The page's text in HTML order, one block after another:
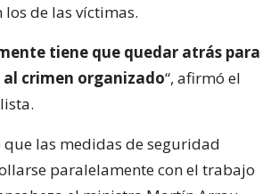
de las víctimas.
tiene que quedar atrás para
crimen organizado“, afirmó el
las medidas de seguridad
paralelamente con el trabajo